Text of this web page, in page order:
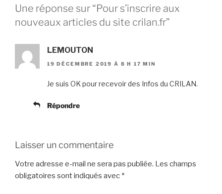
Une réponse sur “Pour s’inscrire aux
nouveaux articles du site crilan.fr”
LEMOUTON
19 DÉCEMBRE 2019 À 8 H 17 MIN
Je suis OK pour recevoir des Infos du CRILAN.
Répondre
Laisser un commentaire
Votre adresse e-mail ne sera pas publiée. Les champs
obligatoires sont indiqués avec *